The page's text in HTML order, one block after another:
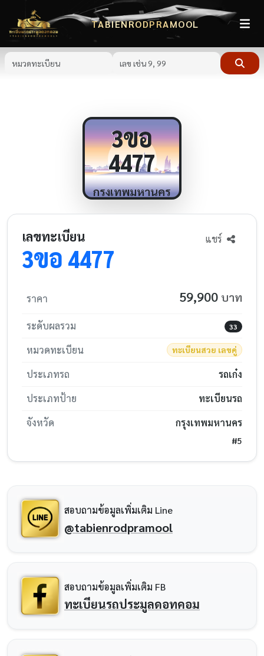
TABIENRODPRAMOOL
3ขอ
4477
กรุงเทพมหานคร
เลขทะเบียน
3ขอ 4477
แชร์
ราคา 59,900 บาท
ระดับผลรวม 33
หมวดทะเบียน ทะเบียนสวย เลขคู่
ประเภทรถ
รถเก๋ง
ประเภทป้าย
ทะเบียนรถ
จังหวัด
กรุงเทพมหานคร
#5
สอบถามข้อมูลเพิ่มเติม Line
@tabienrodpramool
สอบถามข้อมูลเพิ่มเติม FB
ทะเบียนรถประมูลดอทคอม